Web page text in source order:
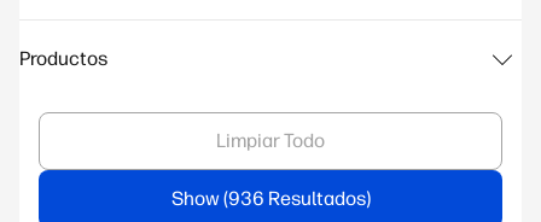
Productos
Limpiar Todo
Show